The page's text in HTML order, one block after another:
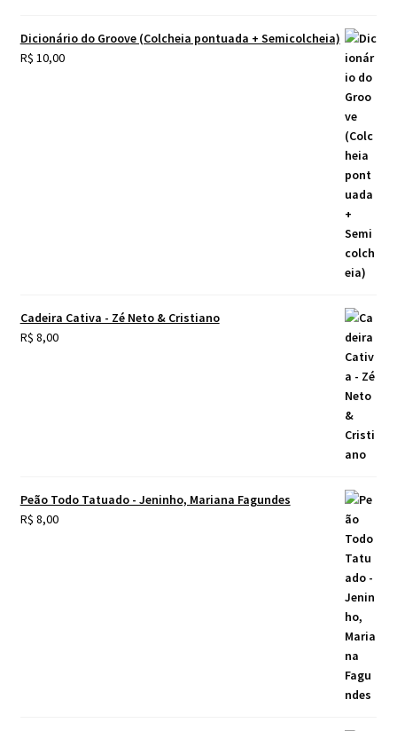
Dicionário do Groove (Colcheia pontuada + Semicolcheia)
R$ 10,00
Cadeira Cativa - Zé Neto & Cristiano
R$ 8,00
Peão Todo Tatuado - Jeninho, Mariana Fagundes
R$ 8,00